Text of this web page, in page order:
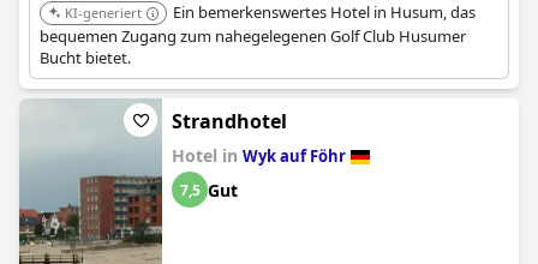
KI-generiert
Ein bemerkenswertes Hotel in Husum, das
bequemen Zugang zum nahegelegenen Golf Club Husumer
Bucht bietet.
Strandhotel
Hotel in Wyk auf Föhr
7,5 Gut